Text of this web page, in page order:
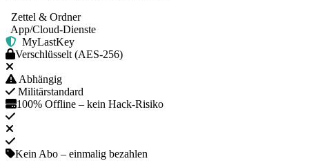
Zettel & Ordner
App/Cloud-Dienste
MyLastKey
Verschlüsselt (AES-256)
Abhängig
Militärstandard
100% Offline – kein Hack-Risiko
Kein Abo – einmalig bezahlen